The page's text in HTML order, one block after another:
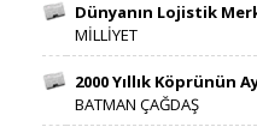
Dünyanın​ Lojistik
MİLLİYET
2000 Yıllık Köprünün
BATMAN ÇAĞDAŞ​​